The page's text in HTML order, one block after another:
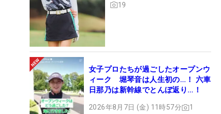
19
女子プロたちが過ごしたオープンウ
ィーク 堀琴音は人生初の…！ 六車
日那乃は新幹線でとんぼ返り…！
2026年8月7日 (金) 11時57分 1